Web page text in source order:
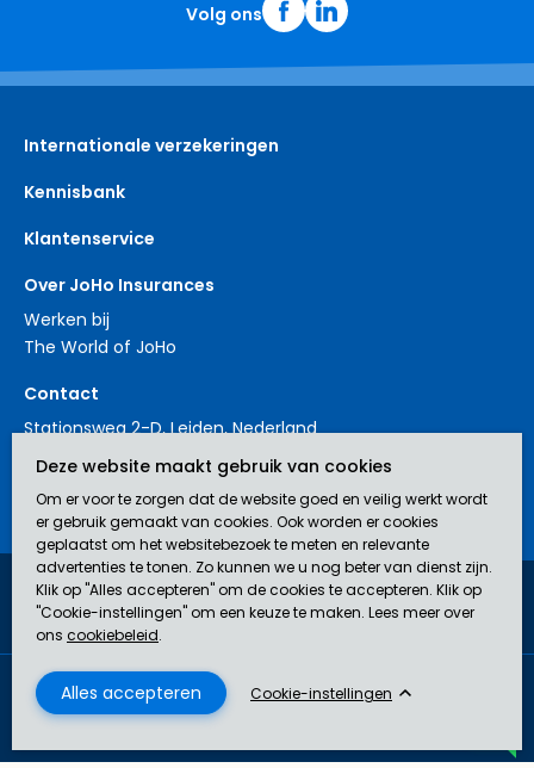
Volg ons
Internationale verzekeringen
Kennisbank
Klantenservice
Over JoHo Insurances
Werken bij
The World of JoHo
Contact
Stationsweg 2-D, Leiden, Nederland
+31 88 3214561
contact@johoinsurances.org
JoHo Insurances is een door de AFM erkend bemiddelaar (nr.
12043929) in verzekeringen.
DisclaimerPrivacyverklaring Algemene Voorwaarden
© 2026 JoHo Insurances
Deze website maakt gebruik van cookies
Om er voor te zorgen dat de website goed en veilig werkt wordt
er gebruik gemaakt van cookies. Ook worden er cookies
geplaatst om het websitebezoek te meten en relevante
advertenties te tonen. Zo kunnen we u nog beter van dienst zijn.
Klik op "Alles accepteren" om de cookies te accepteren. Klik op
"Cookie-instellingen" om een keuze te maken. Lees meer over
ons cookiebeleid.
Cookie-instellingen